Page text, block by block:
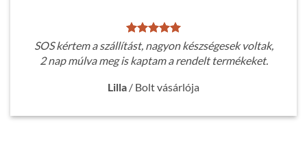
SOS kértem a szállítást, nagyon készségesek voltak,
2 nap múlva meg is kaptam a rendelt termékeket.
Lilla / Bolt vásárlója